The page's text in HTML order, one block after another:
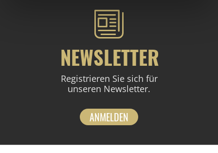
NEWSLETTER
Registrieren Sie sich für
unseren Newsletter.
ANMELDEN